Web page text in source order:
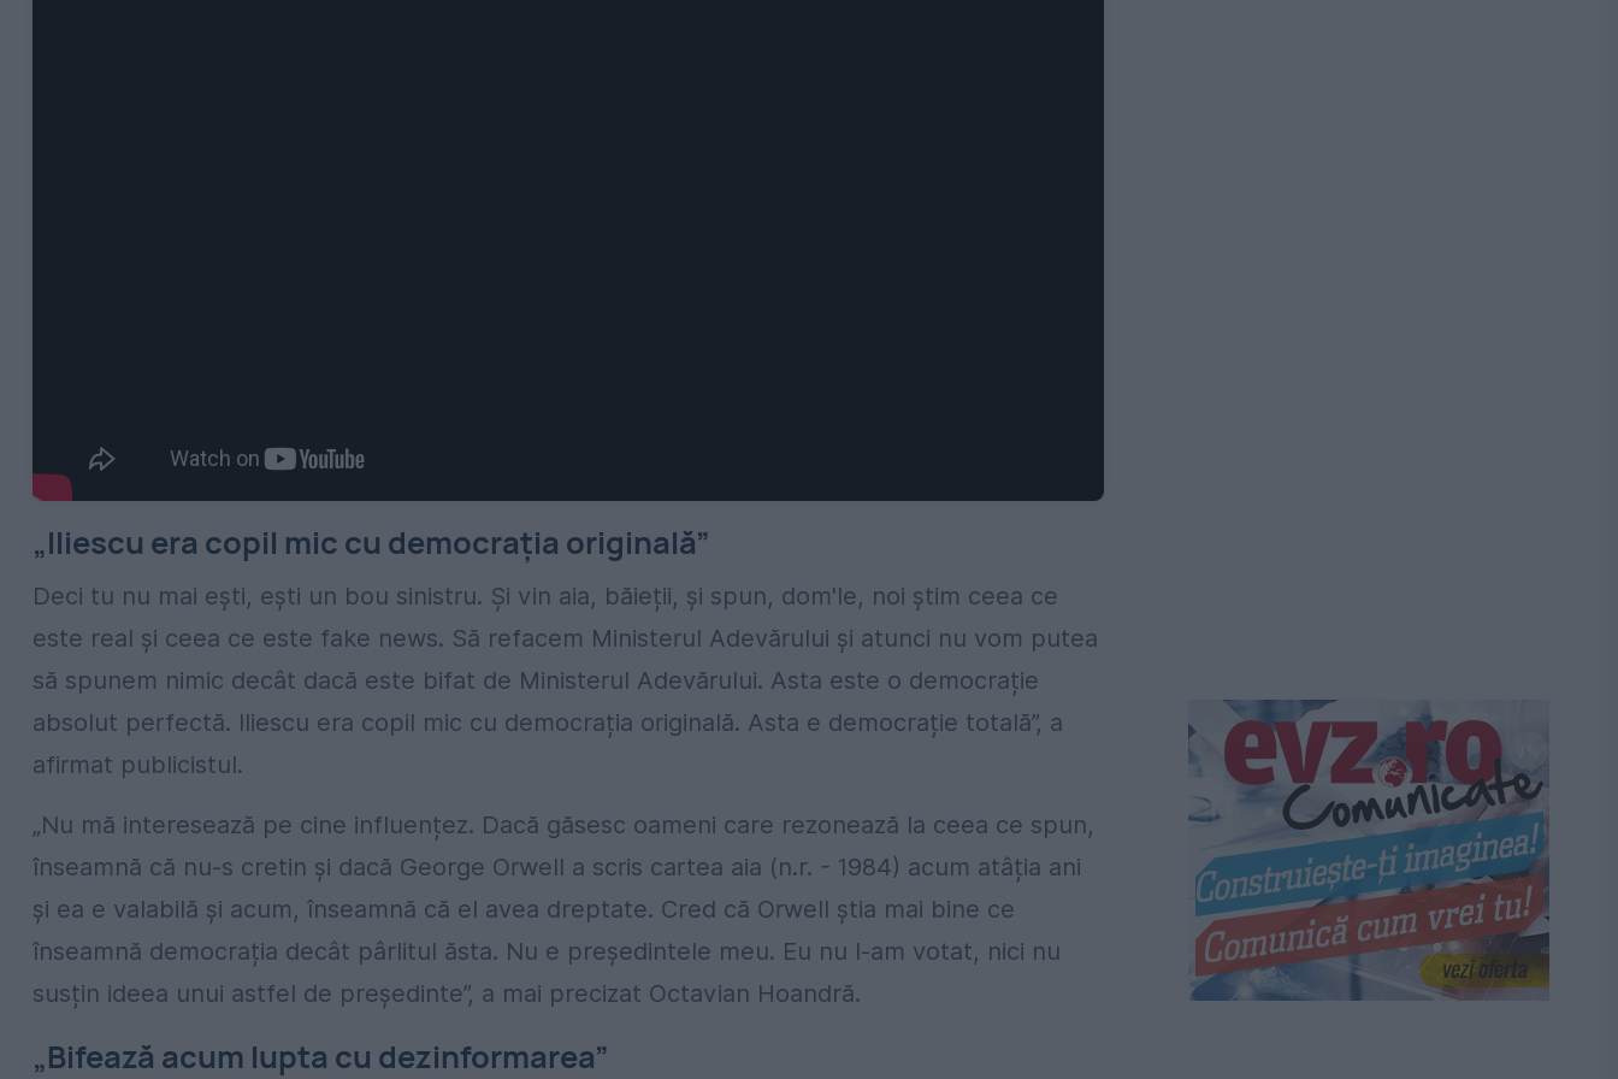
„Iliescu era copil mic cu democrația originală”
Deci tu nu mai ești, ești un bou sinistru. Și vin aia, băieții, și spun, dom'le, noi știm ceea ce
este real și ceea ce este fake news. Să refacem Ministerul Adevărului și atunci nu vom putea
să spunem nimic decât dacă este bifat de Ministerul Adevărului. Asta este o democrație
absolut perfectă. Iliescu era copil mic cu democrația originală. Asta e democrație totală”, a
afirmat publicistul.
„Nu mă interesează pe cine influențez. Dacă găsesc oameni care rezonează la ceea ce spun,
înseamnă că nu-s cretin și dacă George Orwell a scris cartea aia (n.r. - 1984) acum atâția ani
și ea e valabilă și acum, înseamnă că el avea dreptate. Cred că Orwell știa mai bine ce
înseamnă democrația decât pârlitul ăsta. Nu e președintele meu. Eu nu l-am votat, nici nu
susțin ideea unui astfel de președinte”, a mai precizat Octavian Hoandră.
„Bifează acum lupta cu dezinformarea”